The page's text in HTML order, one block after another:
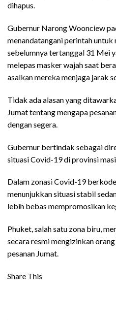
dihapus.
Gubernur Narong Woonciew
menandatangani perintah
sebelumnya tertanggal 31 Mei
melepas masker wajah saat
asalkan mereka menjaga jarak
Tidak ada alasan yang
Jumat tentang mengapa
dengan segera.
Gubernur bertindak sebagai
situasi Covid-19 di provinsi
Dalam zonasi Covid-19
menunjukkan situasi stabil
lebih bebas mempromosikan
Phuket, salah satu zona biru,
secara resmi mengizinkan
pesanan Jumat.
Share This